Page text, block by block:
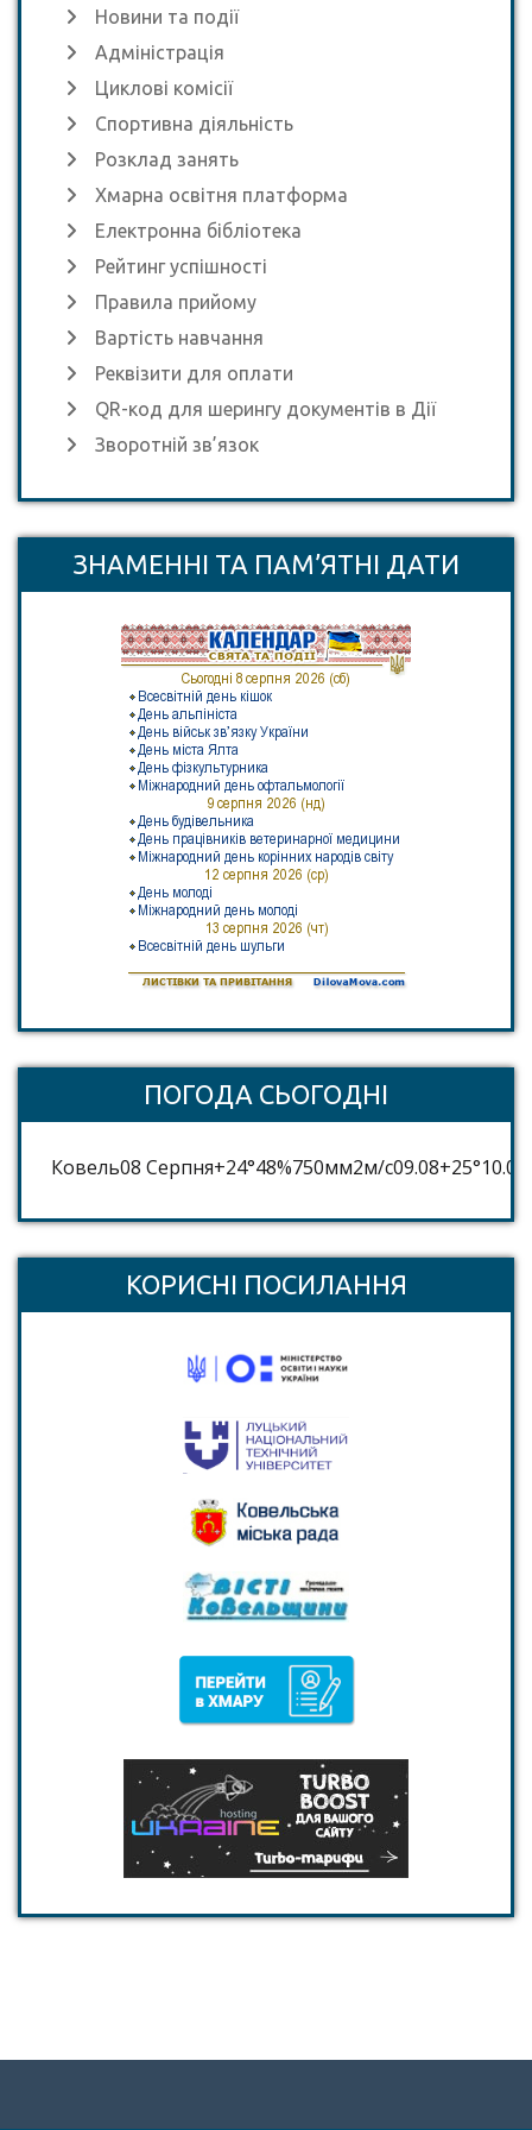
Новини та події
Адміністрація
Циклові комісії
Спортивна діяльність
Розклад занять
Хмарна освітня платформа
Електронна бібліотека
Рейтинг успішності
Правила прийому
Вартість навчання
Реквізити для оплати
QR-код для шерингу документів в Дії
Зворотній зв’язок
ЗНАМЕННІ ТА ПАМ’ЯТНІ ДАТИ
ПОГОДА СЬОГОДНІ
Ковель08 Серпня+24°48%750мм2м/c09.08+25°10.08
КОРИСНІ ПОСИЛАННЯ